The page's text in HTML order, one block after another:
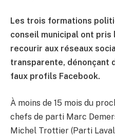
Les trois formations
conseil municipal ont pris
recourir aux réseaux
transparente, dénonçant
faux profils Facebook.
À moins de 15 mois du
chefs de parti Marc
Michel Trottier (Parti